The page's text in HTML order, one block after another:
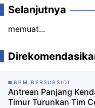
Selanjutnya
memuat...
BBM BERSUBSIDI
Antrean Panjang
Timur Turunkan Tim